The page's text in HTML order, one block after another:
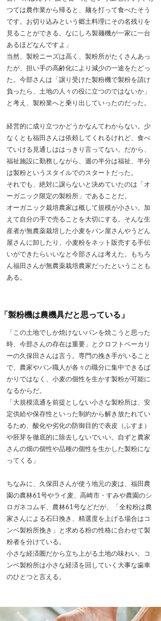
つては農作業から帰ると、麺を打って食べたそう
です。お切り込みという郷土料理にその名残りを
見ることができる。なにしろ製麺機が一家に一台
あるほどなんですよ」
当然、製粉ニーズは高く、製粉所がたくさんあっ
たが、担い手の高齢化により減少の一途をたどっ
た。今部さんは「譲り受けた製粉機で製粉を請け
負ったら、土地の人々の役に立つのではないか」
と考え、製粉業へと乗り出していったのだった。
経営的に成り立つかどうかなんてわからない。少
なくとも福田さんは依頼してくれるけれど、食べ
ていける見通しははっきり言ってない。だから、
福祉施設に勤務しながら、週の半分は福祉、半分
は製粉というスタイルでのスタートだった。
それでも、絶対に譲らないと決めていたのは「オ
ーガニック限定の製粉所」であることだ。
オーガニック栽培農家は概して規模が小さい。加
えて自分の手で売ることを大切にする。そんな生
産者が無農薬栽培した小麦をパン屋さんやうどん
屋さんに卸したり、小麦粉をネット販売する手伝
いができたらいいなと今部さんは考えた。もちろ
ん福田さんが無農薬栽培農家だったということも
ある。
「製粉機は農機具だと思っている」
「この土地でしか焼けないパンを焼こうと思った
時、今部さんの存在は重要」とクロフトベーカリ
ーの久保田さんは言う。専門の挽き手がいること
で、農家やパン職人が各々の職分に集中できるば
かりではなく、小麦の個性を生かす製粉が可能に
なるからだ。
「大規模流通を前提としない小さな製粉所は、安
定供給や保存性といった制約から解き放たれてい
るため、酸化や劣化の防御目的で表皮（ふすま）
や胚芽を徹底的に除去しないでいい。自ずと農家
さんの畑の個性や品種の個性を生かした製粉にな
ってくる」
ちなみに、久保田さんが使う地元の麦は、福田農
園の農林61号やライ麦、高崎市・すみや農園のシ
ロガネコムギ、農林61号などだが、「全粒粉は農
家さんによる石臼挽き、精選度を上げる場合はコ
ンベ製粉所挽き」と求める粉の性格に合わせて製
粉者を分けている。
小さな経済圏だから立ち上がる土地の味わい。コ
ンベ製粉所は小さな経済を回していく大事な歯車
のひとつと言える。